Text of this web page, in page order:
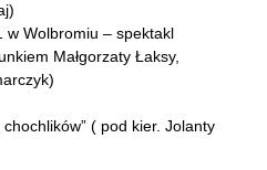
w Wolbromiu – spektakl
Małgorzaty Łaksy,
chochlików” ( pod kier. Jolanty